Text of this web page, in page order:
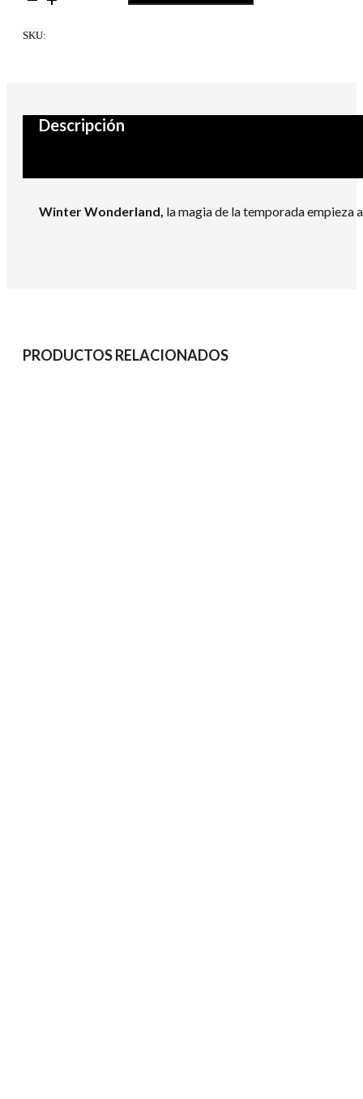
Winter
cantidad
SKU:
Descripción
Winter Wonderland, la magia de la temporada empieza
PRODUCTOS RELACIONADOS